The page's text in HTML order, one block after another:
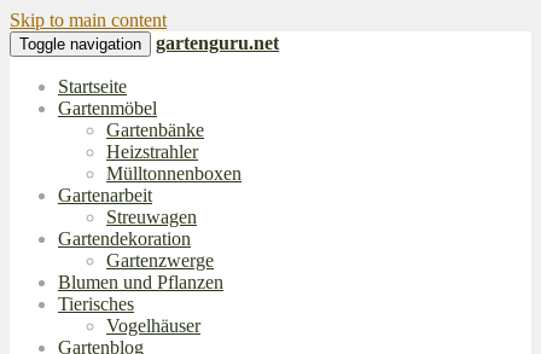
Skip to main content
Toggle navigation gartenguru.net
Startseite
Gartenmöbel
Gartenbänke
Heizstrahler
Mülltonnenboxen
Gartenarbeit
Streuwagen
Gartendekoration
Gartenzwerge
Blumen und Pflanzen
Tierisches
Vogelhäuser
Gartenblog